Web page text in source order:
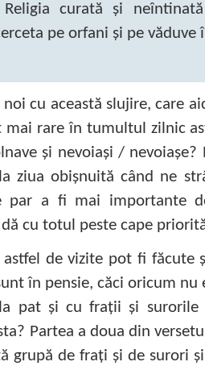
Religia curată şi
pe orfani şi pe
cu această slujire, care
mai rare în tumultul zilnic
şi nevoiaşi /
ziua obişnuită când ne
par a fi mai importante
cu totul peste cape
astfel de vizite pot fi
în pensie, căci oricum
pat şi cu fraţii şi
Partea a doua din
grupă de fraţi şi de surori